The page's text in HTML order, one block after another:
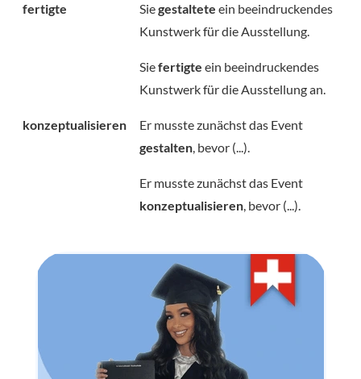
fertigte Siegestaltete ein beeindruckendes
Kunstwerk für die Ausstellung.
Siefertigte ein beeindruckendes
Kunstwerk für die Ausstellung an.
konzeptualisieren
Er musste zunächst das Event
gestalten, bevor (...).
Er musste zunächst das Event
konzeptualisieren, bevor (...).